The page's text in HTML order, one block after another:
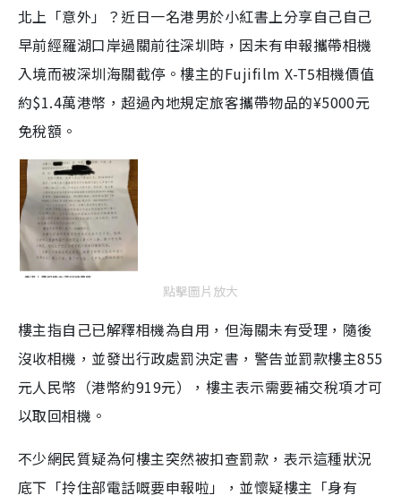
北上「意外」？近日一名港男於小紅書上分享自己自己
早前經羅湖口岸過關前往深圳時，因未有申報攜帶相機
入境而被深圳海關截停。樓主的Fujifilm X-T5相機價值
約$1.4萬港幣，超過內地規定旅客攜帶物品的¥5000元
免稅額。
點擊圖片放大
樓主指自己已解釋相機為自用，但海關未有受理，隨後
沒收相機，並發出行政處罰決定書，警告並罰款樓主855
元人民幣（港幣約919元），樓主表示需要補交稅項才可
以取回相機。
不少網民質疑為何樓主突然被扣查罰款，表示這種狀況
底下「拎住部電話嘅要申報啦」，並懷疑樓主「身有